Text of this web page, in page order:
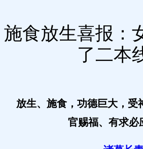
施食放生喜报：
了二本
放生、施食，功德巨大，受
官赐福、有求必